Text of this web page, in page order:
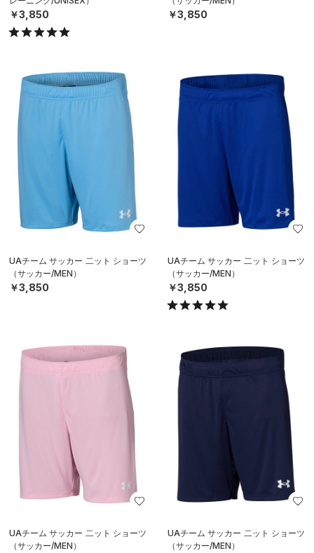
￥3,850 ￥3,850
UAチーム サッカー 二ット ショーツ
（サッカー/MEN）
￥3,850
UAチーム サッカー 二ット ショーツ
（サッカー/MEN）
￥3,850
UAチーム サッカー 二ット ショーツ
（サッカー/MEN）
UAチーム サッカー 二ット ショーツ
（サッカー/MEN）